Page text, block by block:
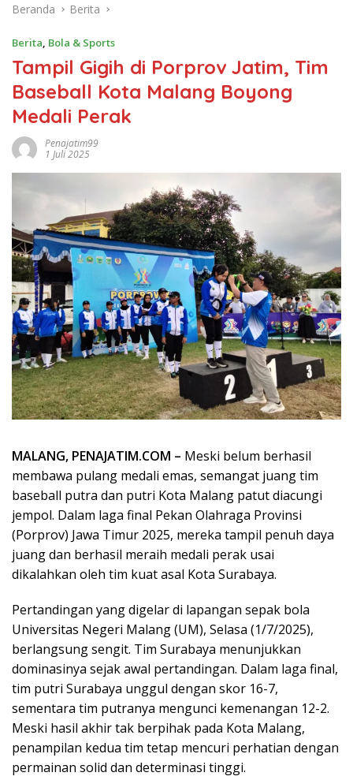
Beranda Berita
Berita, Bola & Sports
Tampil Gigih di Porprov Jatim, Tim
Baseball Kota Malang Boyong
Medali Perak
Penajatim99
1 Juli 2025
MALANG, PENAJATIM.COM – Meski belum berhasil
membawa pulang medali emas, semangat juang tim
baseball putra dan putri Kota Malang patut diacungi
jempol. Dalam laga final Pekan Olahraga Provinsi
(Porprov) Jawa Timur 2025, mereka tampil penuh daya
juang dan berhasil meraih medali perak usai
dikalahkan oleh tim kuat asal Kota Surabaya.
Pertandingan yang digelar di lapangan sepak bola
Universitas Negeri Malang (UM), Selasa (1/7/2025),
berlangsung sengit. Tim Surabaya menunjukkan
dominasinya sejak awal pertandingan. Dalam laga final,
tim putri Surabaya unggul dengan skor 16-7,
sementara tim putranya mengunci kemenangan 12-2.
Meski hasil akhir tak berpihak pada Kota Malang,
penampilan kedua tim tetap mencuri perhatian dengan
permainan solid dan determinasi tinggi.